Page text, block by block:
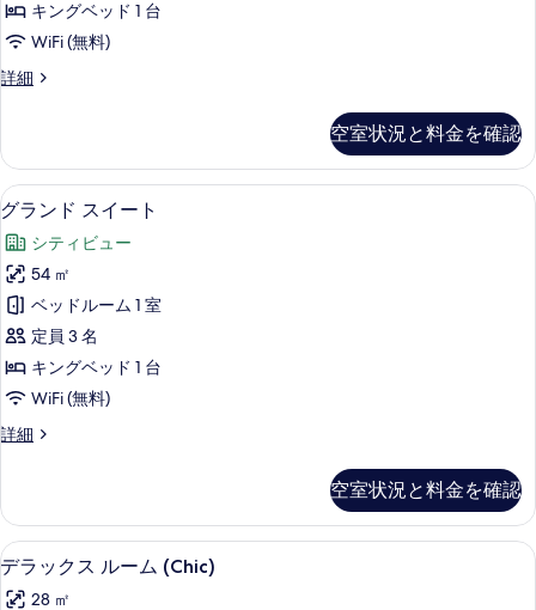
表
示
す
リ
ー
ス
ー
ト
の
す
べ
て
の
写
真
を
す
る
キングベッド 1 台
WiFi (無料)
詳細
ラ
ア
リ
ー
イ
ー
ト
の
詳
細
空室状況と料金を確認
グ
ラ
ン
ド
ス
イ
ー
ト
の
べ
て
の
写
グランド スイート | リビングルーム
7
グランド スイート
シティビュー
54 ㎡
ベッドルーム 1 室
定員 3 名
キングベッド 1 台
WiFi (無料)
詳細
グ
ス
イ
ー
の
空室状況と料金を確認
デ
ラ
デラックス ルーム (Chic) | ミニバー
4
デラックス ルーム (Chic)
28 ㎡